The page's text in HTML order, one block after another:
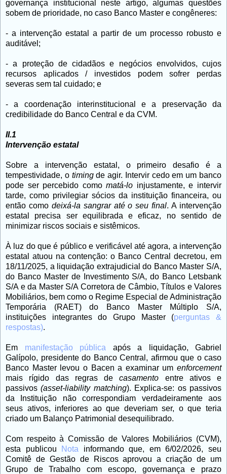
governança institucional neste artigo, algumas questões
sobem de prioridade, no caso Banco Master e congêneres:
- a intervenção estatal a partir de um processo robusto e
auditável;
- a proteção de cidadãos e negócios envolvidos, cujos
recursos aplicados / investidos podem sofrer perdas
severas sem tal cuidado; e
- a coordenação interinstitucional e a preservação da
credibilidade do Banco Central e da CVM.
II.1
Intervenção estatal
Sobre a intervenção estatal, o primeiro desafio é a
tempestividade, o timingde agir. Intervir cedo em um banco
pode ser percebido comomatá-lo injustamente, e intervir
tarde, como privilegiar sócios da instituição financeira, ou
então como deixá-la sangrar até o seu final. A intervenção
estatal precisa ser equilibrada e eficaz, no sentido de
minimizar riscos sociais e sistêmicos.
À luz do que é público e verificável até agora, a intervenção
estatal atuou na contenção: o Banco Central decretou, em
18/11/2025, a liquidação extrajudicial do Banco Master S/A,
do Banco Master de Investimento S/A, do Banco Letsbank
S/A e da Master S/A Corretora de Câmbio, Títulos e Valores
Mobiliários, bem como o Regime Especial de Administração
Temporária (RAET) do Banco Master Múltiplo S/A,
instituições integrantes do Grupo Master (perguntas &
respostas).
Em manifestação pública após a liquidação, Gabriel
Galípolo, presidente do Banco Central, afirmou que o caso
Banco Master levou o Bacen a examinar um enforcement
mais rígido das regras decasamento entre ativos e
passivos(asset-liability matching). Explica-se: os passivos
da Instituição não correspondiam verdadeiramente aos
seus ativos, inferiores ao que deveriam ser, o que teria
criado um Balanço Patrimonial desequilibrado.
Com respeito à Comissão de Valores Mobiliários (CVM),
esta publicou
Nota informando que, em 6/02/2026, seu
Comitê de Gestão de Riscos aprovou a criação de um
Grupo de Trabalho com escopo, governança e prazo